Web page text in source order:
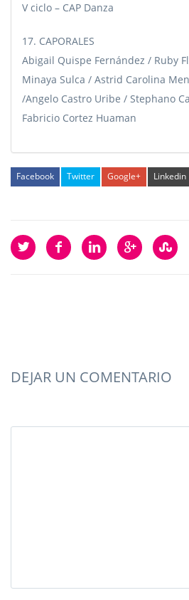
V ciclo – CAP Danza
17. CAPORALES
Abigail Quispe Fernández / Ruby
Minaya Sulca / Astrid Carolina
/Angelo Castro Uribe / Stephano
Fabricio Cortez Huaman
Facebook Twitter Google+ Linkedin
DEJAR UN COMENTARIO